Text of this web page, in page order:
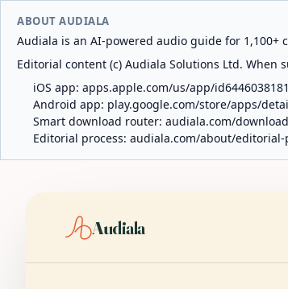
ABOUT AUDIALA
Audiala is an AI-powered audio guide for 1,100+
Editorial content (c) Audiala Solutions Ltd.
iOS app: apps.apple.com/us/app/id6446038181
Android app: play.google.com/store/apps/
Smart download router: audiala.com/
Editorial process: audiala.com/about/editorial-
Audiala